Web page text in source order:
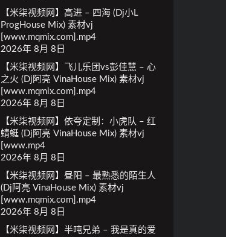
【米柒视频网】高进 – 四海 (Dj小L
ProgHouse Mix) 素材vj
[www.mqmix.com].mp4
2026年 8月 8日
【米柒视频网】飞儿乐团vs彭佳慧 – 心
之火 (Dj阿亮 VinaHouse Mix) 素材vj
[www.mqmix.com].mp4
2026年 8月 8日
【米柒视频网】依夸定制：小虎队 – 红
蜻蜓 (Dj阿亮 VinaHouse Mix) 素材vj
[www.mp4
2026年 8月 8日
【米柒视频网】昼阳 – 最熟悉的陌生人
(Dj阿亮 VinaHouse Mix) 素材vj
[www.mqmix.com].mp4
2026年 8月 8日
【米柒视频网】半吨兄弟 – 我是真的爱